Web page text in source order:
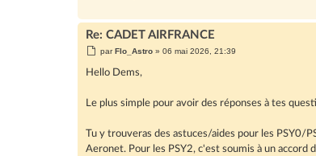
Re: CADET AIRFRANCE
M
s
s
e
parFlo_Astro »06 mai 2026, 21:39
Hello Dems,
Le plus simple pour avoir des réponses à tes
Tu y trouveras des astuces/aides pour les PSY0/
Aeronet. Pour les PSY2, c'est soumis à un accord